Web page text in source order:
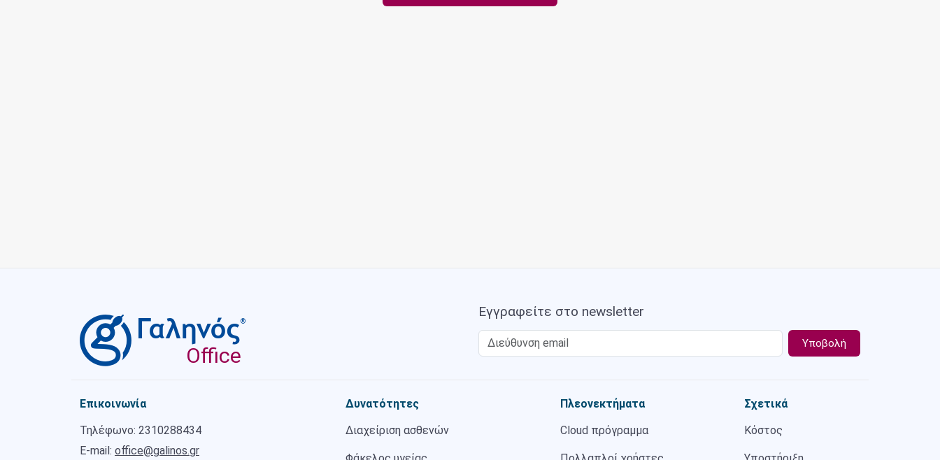
®
Office
Εγγραφείτε στο newsletter
Επικοινωνία
Τηλέφωνο: 2310288434
E-mail: office@galinos.gr
Δυνατότητες
Διαχείριση ασθενών
Πλεονεκτήματα
Cloud πρόγραμμα
Σχετικά
Κόστος